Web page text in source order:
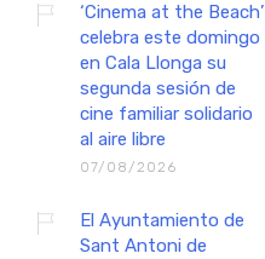
‘Cinema at the Beach’
celebra este domingo
en Cala Llonga su
segunda sesión de
cine familiar solidario
al aire libre
07/08/2026
El Ayuntamiento de
Sant Antoni de